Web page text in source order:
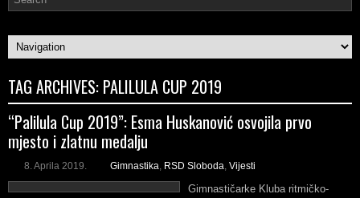
TAG ARCHIVES: PALILULA CUP 2019
“Palilula Cup 2019”: Esma Huskanović osvojila prvo
mjesto i zlatnu medalju
8. Aprila 2019. Gimnastika, RSD Sloboda, Vijesti
Gimnastičarke Kluba ritmičko-